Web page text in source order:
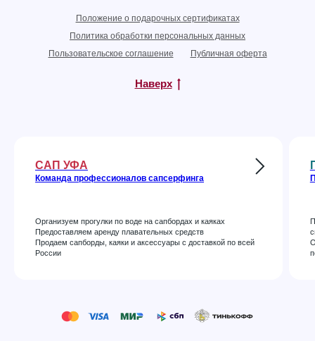
Положение о подарочных сертификатах
Политика обработки персональных данных
Пользовательское соглашение
Публичная оферта
Наверх
САП УФА
Команда профессионалов сапсерфинга
Организуем прогулки по воде на сапбордах и каяках
Предоставляем аренду плавательных средств
Продаем сапборды, каяки и аксессуары с доставкой по всей
России